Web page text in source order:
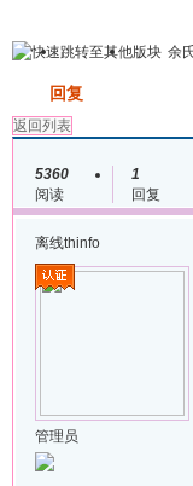
我的 讨论
余
回复
返回列表
5360
阅读
1
回复
离线thinfo
管理员